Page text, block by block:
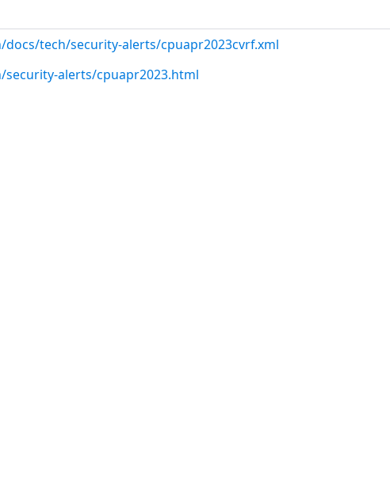
docs/tech/security-alerts/cpuapr2023cvrf.xml
security-alerts/cpuapr2023.html